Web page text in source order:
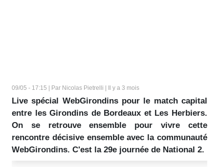
09/05 - 17:15 | Par Nicolas Pietrelli | Il y a 3 mois
Live spécial WebGirondins pour le match capital
entre les Girondins de Bordeaux et Les Herbiers.
On se retrouve ensemble pour vivre cette
rencontre décisive ensemble avec la communauté
WebGirondins. C'est la 29e journée de National 2.